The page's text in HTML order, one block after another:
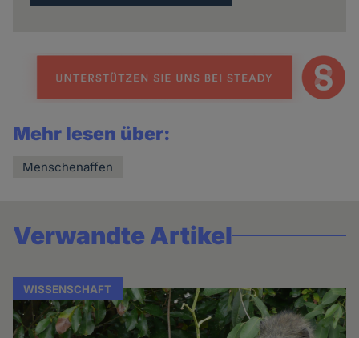
Mehr lesen über:
Menschenaffen
Verwandte Artikel
WISSENSCHAFT